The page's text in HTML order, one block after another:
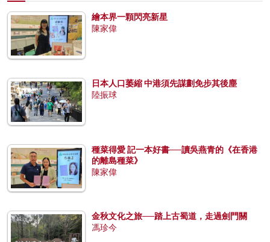
繪本界一顆閃亮新星
陳家偉
日本人口萎縮 中港須先謀劃免步其後塵
陸振球
種菜得愛 記一本好書──讀吳燕青的《在香港
的離島種菜》
陳家偉
金秋文化之旅──踏上古蜀道，走過劍門關
馮珍今